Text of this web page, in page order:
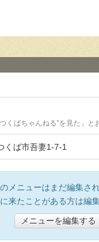
くばちゃんねる”を見た」と
ば市吾妻1-7-1
メニューはまだ編集さ
来たことがある方は編
メニューを編集する